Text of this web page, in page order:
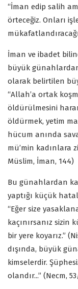
“İman edip salih
örteceğiz. Onları
İman ve ibadet
büyük
olarak belirtilen
“Allah’a ortak
öldürülmesini
öldürmek, yetim
hücum anında
mü’min kadınlara
Müslim, İman, 144)
Bu günahlardan
yaptığı küçük
“Eğer size
kaçınırsanız sizin
bir yere koyarız.”
dışında, büyük
kimselerdir.
olandır...” (Necm,